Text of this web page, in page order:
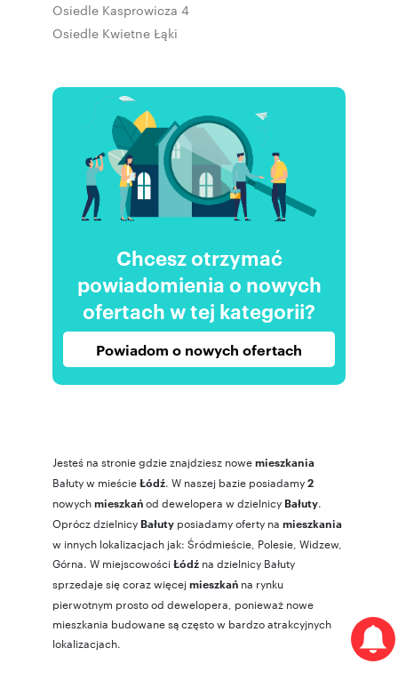
Osiedle Kasprowicza 4
Osiedle Kwietne Łąki
Chcesz otrzymać
powiadomienia o nowych
ofertach w tej kategorii?
Powiadom o nowych ofertach
Jesteś na stronie gdzie znajdziesz nowemieszkania
Bałuty w mieścieŁódź. W naszej bazie posiadamy2
nowychmieszkańod dewelopera w dzielnicy Bałuty.
Oprócz dzielnicy Bałuty posiadamy oferty na mieszkania
w innych lokalizacjach jak: Śródmieście Polesie Widzew,
Górna. W miejscowościŁódź na dzielnicy Bałuty
sprzedaje się coraz więcejmieszkań na rynku
pierwotnym prosto od dewelopera, ponieważ nowe
mieszkania budowane są często w bardzo atrakcyjnych
lokalizacjach.